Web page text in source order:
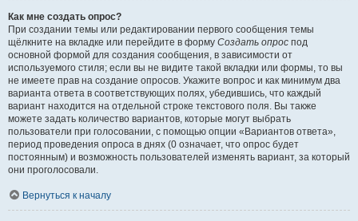
Как мне создать опрос?
При создании темы или редактировании первого сообщения темы
щёлкните на вкладке или перейдите в форму Создать опрос под
основной формой для создания сообщения, в зависимости от
используемого стиля; если вы не видите такой вкладки или формы, то вы
не имеете прав на создание опросов. Укажите вопрос и как минимум два
варианта ответа в соответствующих полях, убедившись, что каждый
вариант находится на отдельной строке текстового поля. Вы также
можете задать количество вариантов, которые могут выбрать
пользователи при голосовании, с помощью опции «Вариантов ответа»,
период проведения опроса в днях (0 означает, что опрос будет
постоянным) и возможность пользователей изменять вариант, за который
они проголосовали.
Вернуться к началу